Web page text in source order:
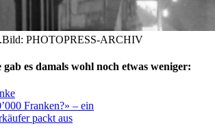
Bild: PHOTOPRESS-ARCHIV
es damals wohl noch etwas weniger:
Franken?» – ein
packt aus